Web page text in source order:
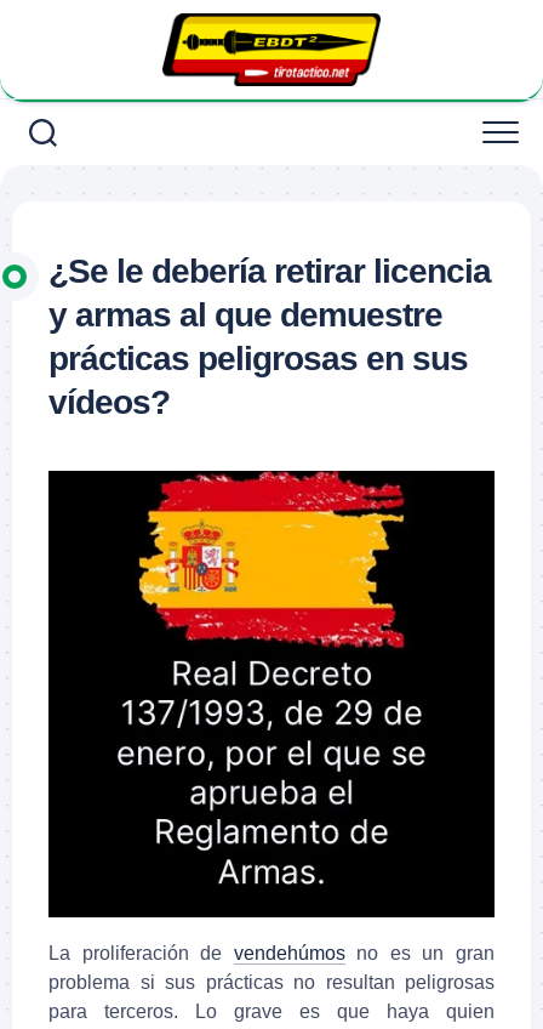
¿Se le debería retirar licencia
y armas al que demuestre
prácticas peligrosas en sus
vídeos?
La proliferación de vendehúmosno es un gran
problema si sus prácticas no resultan peligrosas
para terceros. Lo grave es que haya quien